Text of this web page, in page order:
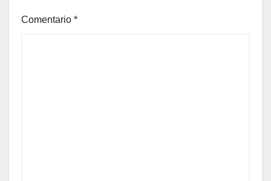
Comentario *